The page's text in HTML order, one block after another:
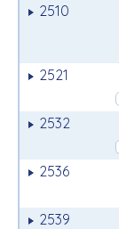
2510
2521
2532
2536
2539